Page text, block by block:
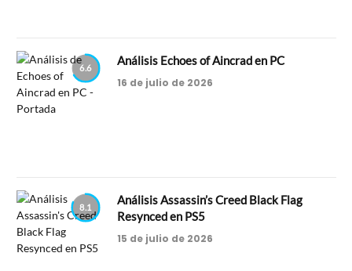
6.6
Análisis Echoes of Aincrad en PC
16 de julio de 2026
8.1
Análisis Assassin’s Creed Black Flag
Resynced en PS5
15 de julio de 2026